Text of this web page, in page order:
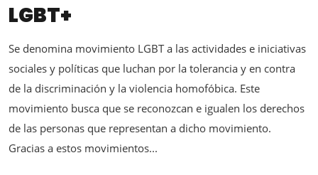
LGBT+
Se denomina movimiento LGBT a las actividades e iniciativas
sociales y políticas que luchan por la tolerancia y en contra
de la discriminación y la violencia homofóbica. Este
movimiento busca que se reconozcan e igualen los derechos
de las personas que representan a dicho movimiento.
Gracias a estos movimientos...